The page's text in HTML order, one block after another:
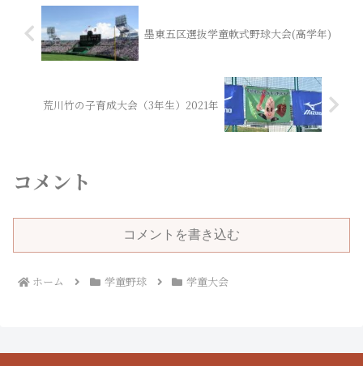
墨東五区選抜学童軟式野球大会(高学年)
荒川竹の子育成大会（3年生）2021年
コメント
コメントを書き込む
ホーム 学童野球 学童大会